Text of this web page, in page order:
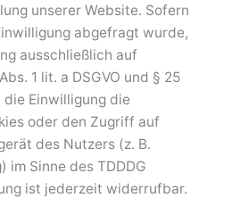
unserer Website. Sofern
abgefragt wurde,
ausschließlich auf
1 lit. a DSGVO und § 25
die Einwilligung die
oder den Zugriff auf
des Nutzers (z. B.
im Sinne des TDDDG
ist jederzeit widerrufbar.